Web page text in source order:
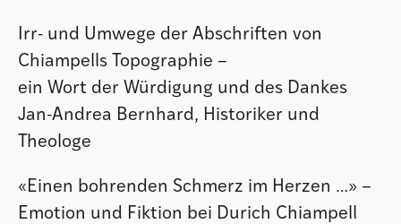
Irr- und Umwege der Abschriften von
Chiampells Topographie –
ein Wort der Würdigung und des Dankes
Jan-Andrea Bernhard, Historiker und
Theologe
«Einen bohrenden Schmerz im Herzen …» –
Emotion und Fiktion bei Durich Chiampell